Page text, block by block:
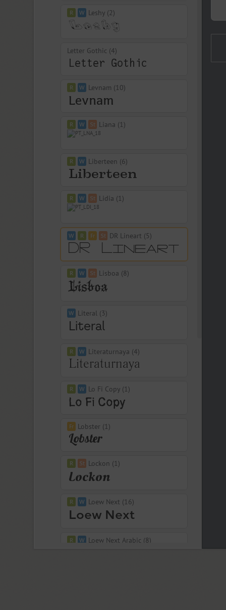
Leshy (2)
Letter Gothic (4)
Levnam (10)
Liana (1)
Liberteen (6)
Lidia (1)
DR Lineart (5)
Lisboa (8)
Literal (3)
Literaturnaya (4)
Lo Fi Copy (1)
Lobster (1)
Lockon (1)
Loew Next (16)
Loew Next Arabic (8)